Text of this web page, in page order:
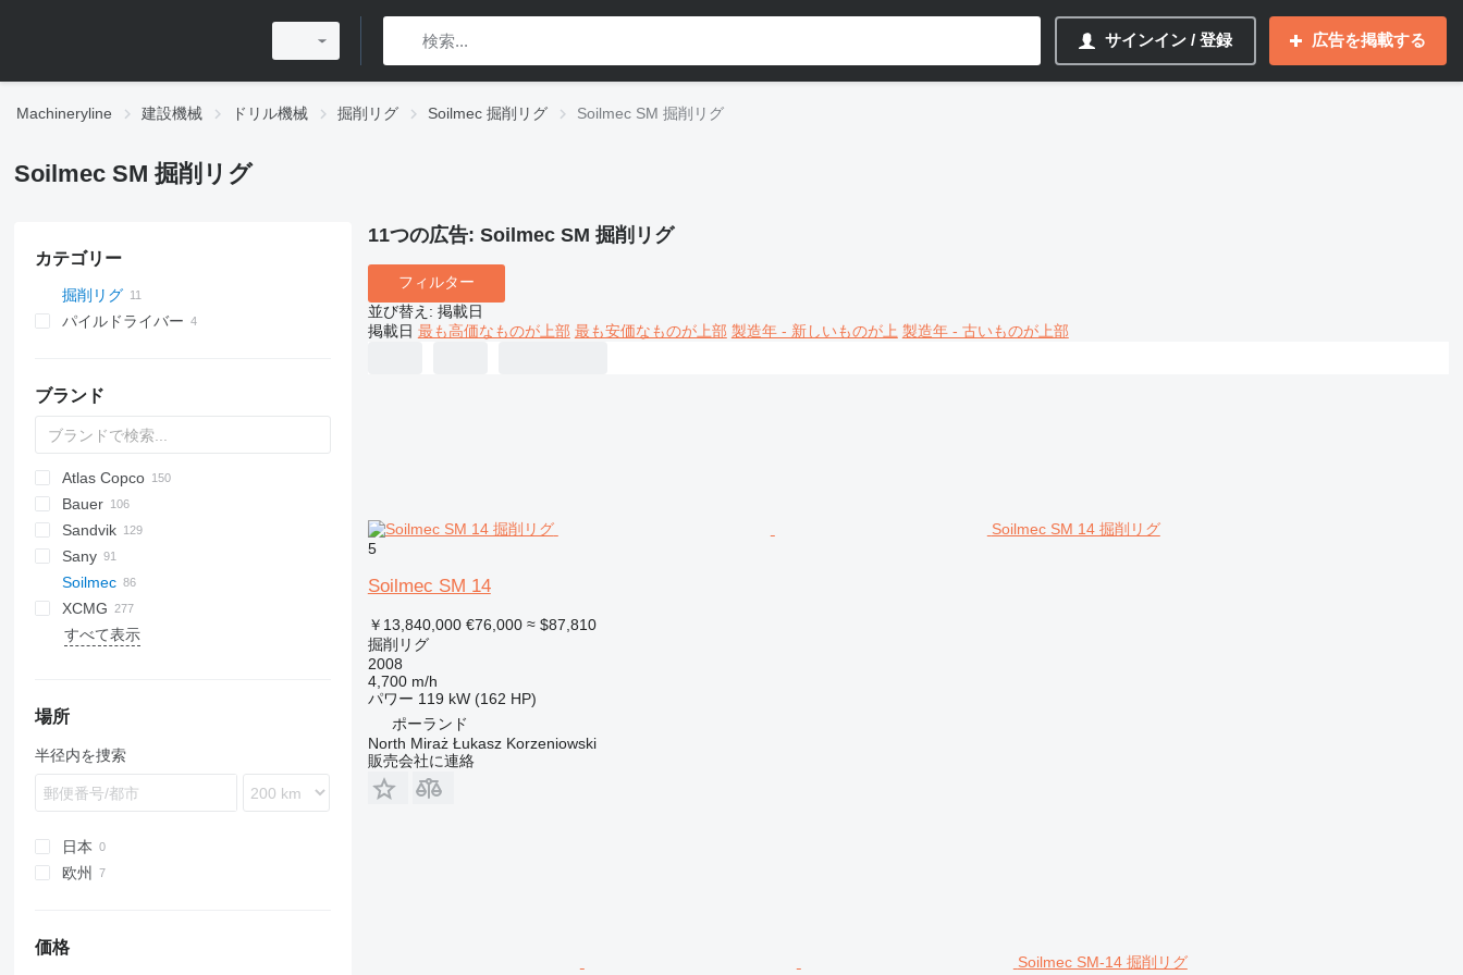
サインイン / 登録 広告を掲載する
Machineryline 建設機械 ドリル機械 掘削リグ Soilmec 掘削リグ Soilmec SM 掘削リグ
Soilmec SM 掘削リグ
カテゴリー
掘削リグ
パイルドライバー
ブランド
Atlas Copco
FlexiROC
ROC
SmartROC
ROC
700
Bauer
BC
BG
BV
MC
RG
T 21
T41
T43
T46
T151
B-series
C-series
M-series
CH
MC
D-series
D-series
RH
JT
AirROC
Boomer
D-series
FS
XL
HCR
66
HRE
DTC
EK
HBM
EX
KH
HBR
L-series
AF
EuroCargo
ECM
T-series
4900
JS
PM
709-2
GH
KR
MR
Rex
LB
LRB
R-series
HR
MI
SK
Unimog
RH
D-series
G-series
Sandvik
Commando
DI
DP
DX
Sany
SR
Soilmec
CM
CM 50
PSM
SF
SF 50
SM
SM 14
SR
ST
Commando
Pantera
148
CF
300F
D-series
PD
EC
FM
WPS
Ecodrill
XCMG
XC
131
ZR
すべて表示
場所
半径内を捜索
日本
欧州
価格
11つの広告: Soilmec SM 掘削リグ
フィルター
並び替え : 掲載日
掲載日 最も高価なものが上部 最も安価なものが上部 製造年 - 新しいものが上 製造年 - 古いものが上部
Soilmec SM 14 掘削リグ
5
Soilmec SM 14
￥13,840,000 €76,000 ≈ $87,810
掘削リグ
2008
4,700 m/h
パワー 119 kW (162 HP)
ポーランド
North Miraż Łukasz Korzeniowski
販売会社に連絡
Soilmec SM-14 掘削リグ